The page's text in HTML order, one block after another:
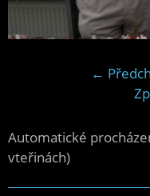
←
Automatické
vteřinách)